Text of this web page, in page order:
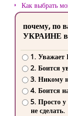
Как выбрать
почему, по
УКРАИНЕ в
1. Уважает
2. Боится
3. Никому
4. Боится
5. Просто у
не сделать.